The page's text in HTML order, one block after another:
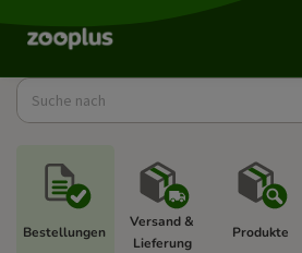
Bestellungen
Versand &
Lieferung
Produkte